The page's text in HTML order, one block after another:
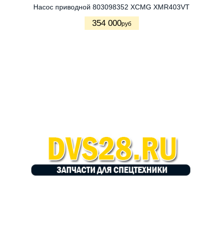
Насос приводной 803098352 XCMG XMR403VT
354 000руб